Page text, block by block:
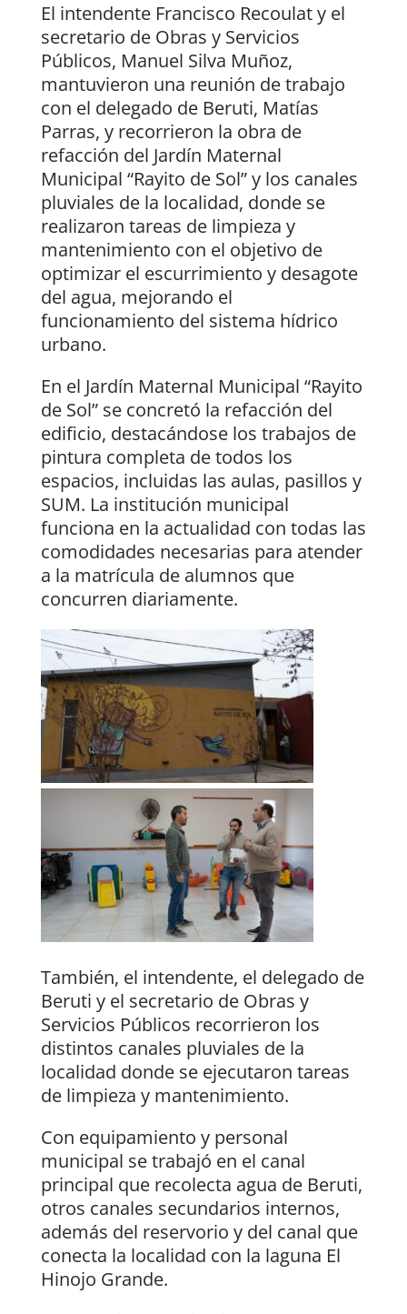
El intendente Francisco Recoulat y el
secretario de Obras y Servicios
Públicos, Manuel Silva Muñoz,
mantuvieron una reunión de trabajo
con el delegado de Beruti, Matías
Parras, y recorrieron la obra de
refacción del Jardín Maternal
Municipal “Rayito de Sol” y los canales
pluviales de la localidad, donde se
realizaron tareas de limpieza y
mantenimiento con el objetivo de
optimizar el escurrimiento y desagote
del agua, mejorando el
funcionamiento del sistema hídrico
urbano.
En el Jardín Maternal Municipal “Rayito
de Sol” se concretó la refacción del
edificio, destacándose los trabajos de
pintura completa de todos los
espacios, incluidas las aulas, pasillos y
SUM. La institución municipal
funciona en la actualidad con todas las
comodidades necesarias para atender
a la matrícula de alumnos que
concurren diariamente.
También, el intendente, el delegado de
Beruti y el secretario de Obras y
Servicios Públicos recorrieron los
distintos canales pluviales de la
localidad donde se ejecutaron tareas
de limpieza y mantenimiento.
Con equipamiento y personal
municipal se trabajó en el canal
principal que recolecta agua de Beruti,
otros canales secundarios internos,
además del reservorio y del canal que
conecta la localidad con la laguna El
Hinojo Grande.